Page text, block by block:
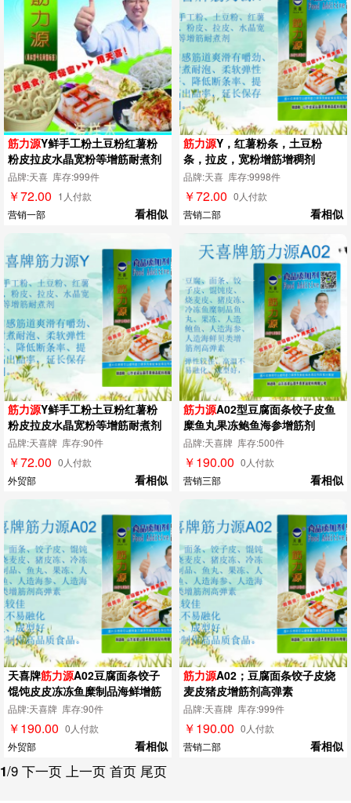
筋力源Y鲜手工粉土豆粉红薯粉
粉皮拉皮水晶宽粉等增筋耐煮剂
品牌:天喜 库存:999件
￥72.00 1人付款
营销一部
看相似
筋力源Y，红薯粉条，土豆粉
条，拉皮，宽粉增筋增稠剂
品牌:天喜 库存:9998件
￥72.00 0人付款
营销二部
看相似
筋力源Y鲜手工粉土豆粉红薯粉
粉皮拉皮水晶宽粉等增筋耐煮剂
品牌:天喜牌 库存:90件
￥72.00 0人付款
外贸部
看相似
筋力源A02型豆腐面条饺子皮鱼
糜鱼丸果冻鲍鱼海参增筋剂
品牌:天喜牌 库存:500件
￥190.00 0人付款
营销三部
看相似
天喜牌筋力源A02豆腐面条饺子
馄饨皮皮冻冻鱼糜制品海鲜增筋
剂
品牌:天喜牌 库存:90件
￥190.00 0人付款
外贸部
看相似
筋力源A02；豆腐面条饺子皮烧
麦皮猪皮增筋剂高弹素
品牌:天喜牌 库存:999件
￥190.00 0人付款
营销二部
看相似
1/9 下一页 上一页 首页 尾页